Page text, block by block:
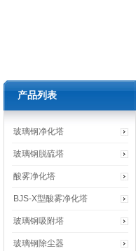
产品列表
玻璃钢净化塔
玻璃钢脱硫塔
酸雾净化塔
BJS-X型酸雾净化塔
玻璃钢吸附塔
玻璃钢除尘器